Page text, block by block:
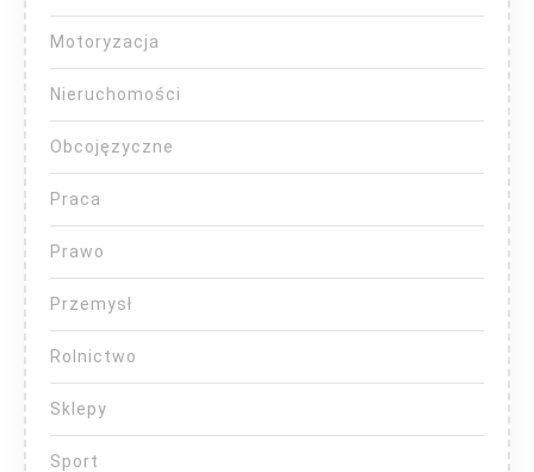
Motoryzacja
Nieruchomości
Obcojęzyczne
Praca
Prawo
Przemysł
Rolnictwo
Sklepy
Sport